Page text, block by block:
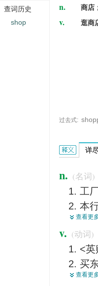
n. 商店
v. 逛商
过去式:
shop的英
详
n. (名词)
工
本
职
<主
车
零
<口
查看更
v. (动词)
<英
买
逮
查看更
查词历史
shop